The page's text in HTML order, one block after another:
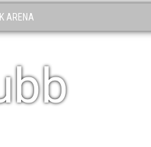
ARENA